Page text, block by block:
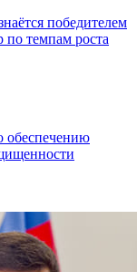
победителем
по темпам роста
обеспечению